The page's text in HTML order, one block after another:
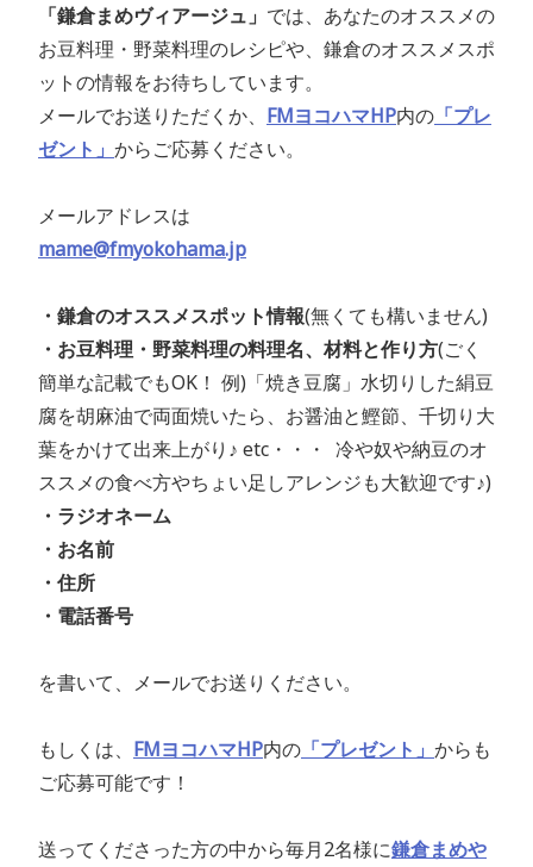
「鎌倉まめヴィアージュ」 では、あなたのオススメの
お豆料理・野菜料理のレシピや、鎌倉のオススメスポ
ットの情報をお待ちしています。
メールでお送りただくか、 FMヨコハマHP内の 「プレ
ゼント」 からご応募ください。
メールアドレスは
mame@fmyokohama.jp
・鎌倉のオススメスポット情報(無くても構いません)
・お豆料理・野菜料理の料理名、材料と作り方(ごく
簡単な記載でもOK！ 例)「焼き豆腐」水切りした絹豆
腐を胡麻油で両面焼いたら、お醤油と鰹節、千切り大
葉をかけて出来上がり♪ etc・・・ 冷や奴や納豆のオ
ススメの食べ方やちょい足しアレンジも大歓迎です♪)
・ラジオネーム
・お名前
・住所
・電話番号
を書いて、メールでお送りください。
もしくは、 FMヨコハマHP内の 「プレゼント」 からも
ご応募可能です！
送ってくださった方の中から毎月2名様に鎌倉まめや